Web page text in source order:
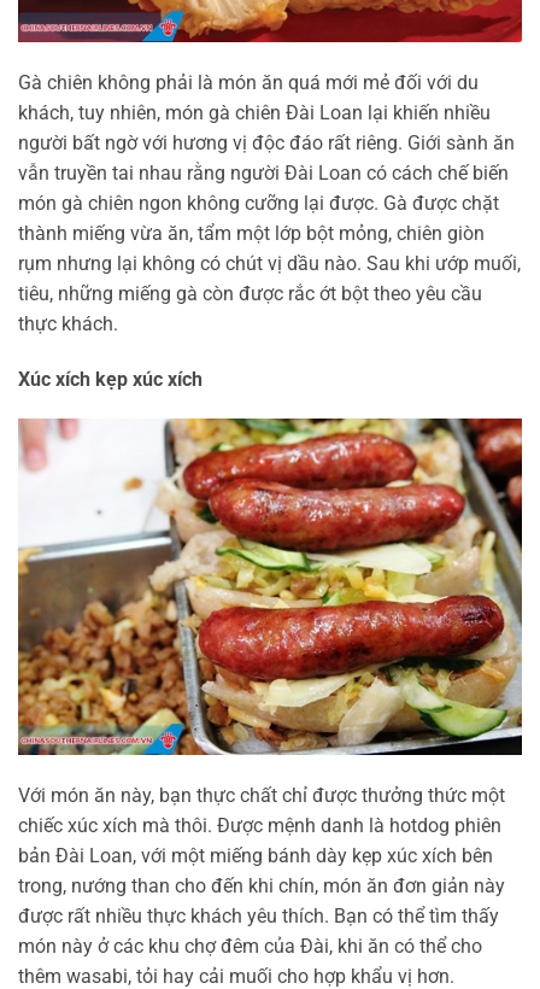
Gà chiên không phải là món ăn quá mới mẻ đối với du
khách, tuy nhiên, món gà chiên Đài Loan lại khiến nhiều
người bất ngờ với hương vị độc đáo rất riêng. Giới sành ăn
vẫn truyền tai nhau rằng người Đài Loan có cách chế biến
món gà chiên ngon không cưỡng lại được. Gà được chặt
thành miếng vừa ăn, tẩm một lớp bột mỏng, chiên giòn
rụm nhưng lại không có chút vị dầu nào. Sau khi ướp muối,
tiêu, những miếng gà còn được rắc ớt bột theo yêu cầu
thực khách.
Xúc xích kẹp xúc xích
Với món ăn này, bạn thực chất chỉ được thưởng thức một
chiếc xúc xích mà thôi. Được mệnh danh là hotdog phiên
bản Đài Loan, với một miếng bánh dày kẹp xúc xích bên
trong, nướng than cho đến khi chín, món ăn đơn giản này
được rất nhiều thực khách yêu thích. Bạn có thể tìm thấy
món này ở các khu chợ đêm của Đài, khi ăn có thể cho
thêm wasabi, tỏi hay cải muối cho hợp khẩu vị hơn.